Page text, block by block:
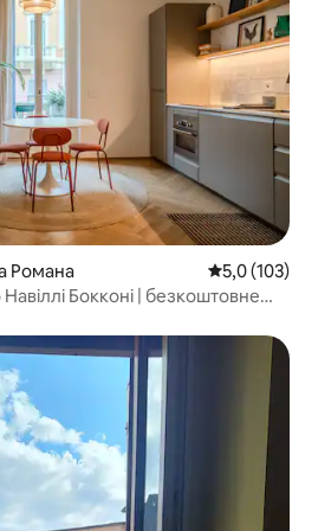
Романа Середня
5,0 (103)
Бокконі | безкоштовне